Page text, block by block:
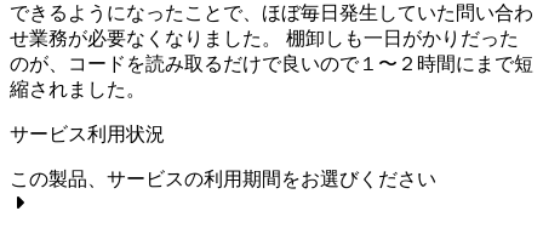
できるようになったことで、ほぼ毎日発生していた問い合わ
せ業務が必要なくなりました。 棚卸しも一日がかりだった
のが、コードを読み取るだけで良いので１〜２時間にまで短
縮されました。
サービス利用状況
この製品、サービスの利用期間をお選びください